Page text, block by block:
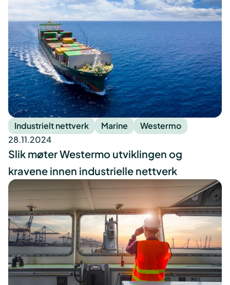
Industrielt nettverk Marine
Westermo
28.11.2024
Slik møter Westermo utviklingen og
kravene innen industrielle nettverk